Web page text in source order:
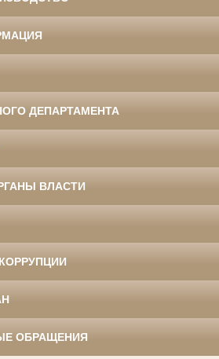
ДЕПАРТАМЕНТА
ВЛАСТИ
ОБРАЩЕНИЯ